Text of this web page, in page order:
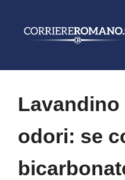
Lavandino
odori: se